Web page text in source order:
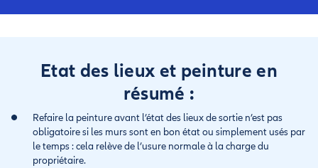
Etat des lieux et peinture en
résumé :
Refaire la peinture avant l’état des lieux de sortie n’est pas
obligatoire si les murs sont en bon état ou simplement usés par
le temps : cela relève de l’usure normale à la charge du
propriétaire.